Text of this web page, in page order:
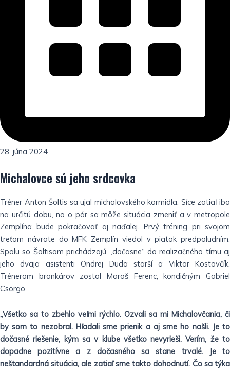
28. júna 2024
Michalovce sú jeho srdcovka
Tréner Anton Šoltis sa ujal michalovského kormidla. Síce zatiaľ iba
na určitú dobu, no o pár sa môže situácia zmeniť a v metropole
Zemplína bude pokračovať aj naďalej. Prvý tréning pri svojom
treťom návrate do MFK Zemplín viedol v piatok predpoludním.
Spolu so Šoltisom prichádzajú „dočasne“ do realizačného tímu aj
jeho dvaja asistenti Ondrej Duda starší a Viktor Kostovčík.
Trénerom brankárov zostal Maroš Ferenc, kondičným Gabriel
Csörgö.
„Všetko sa to zbehlo veľmi rýchlo. Ozvali sa mi Michalovčania, či
by som to nezobral. Hľadali sme prienik a aj sme ho našli. Je to
dočasné riešenie, kým sa v klube všetko nevyrieši. Verím, že to
dopadne pozitívne a z dočasného sa stane trvalé. Je to
neštandardná situácia, ale zatiaľ sme takto dohodnutí. Čo sa týka